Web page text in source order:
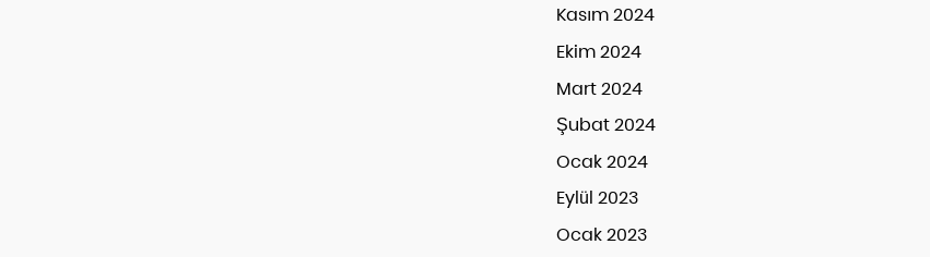
Kasım 2024
Ekim 2024
Mart 2024
Şubat 2024
Ocak 2024
Eylül 2023
Ocak 2023